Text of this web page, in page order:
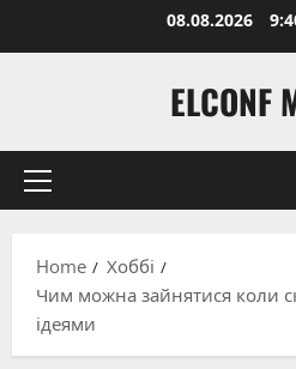
08.08.2026
ELCONF
Primary
Home
Хоббі
Чим можна зайнятися коли
ідеями